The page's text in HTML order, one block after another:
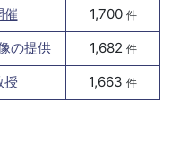
催
1,700 件
の提供 1,682 件
授 1,663 件